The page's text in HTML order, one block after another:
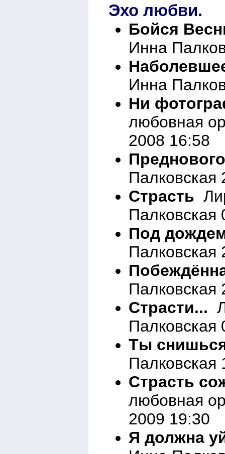
Эхо любви.
Бойся
Инна
Инна
Ни
любовная
2008 16:58
Палковская
Страсть
Палковская
Под
Палковская
Палковская
Страсти...
Палковская
Ты
Палковская
Страсть
любовная
2009 19:30
Я должна